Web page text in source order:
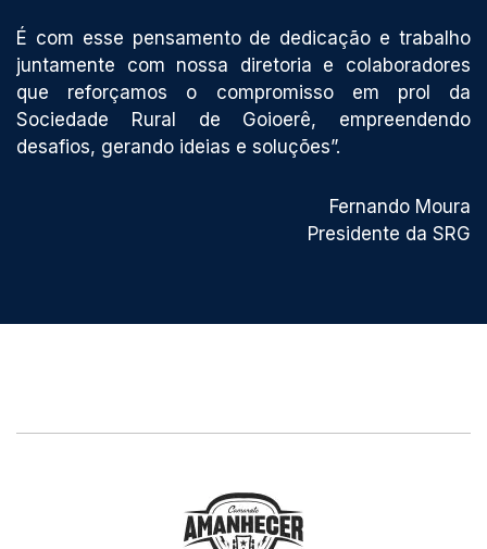
É com esse pensamento de dedicação e trabalho
juntamente com nossa diretoria e colaboradores
que reforçamos o compromisso em prol da
Sociedade Rural de Goioerê, empreendendo
desafios, gerando ideias e soluções”.
Fernando Moura
Presidente da SRG